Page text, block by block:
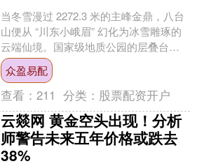
当冬雪漫过 2272.3 米的主峰金鼎，八台
山便从 “川东小峨眉” 幻化为冰雪雕琢的
云端仙境。国家级地质公园的层叠台地
被白雪勾勒出凌厉线条，4 万亩木竹林裹
上银....
众盈易配
查看：211 分类： 股票配资开户
云燚网 黄金空头出现！分析
师警告未来五年价格或跌去
38%